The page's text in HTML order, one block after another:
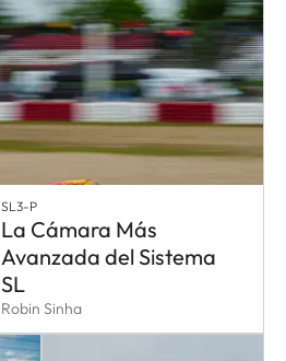
SL3-P
La Cámara Más
Avanzada del Sistema
SL
Robin Sinha